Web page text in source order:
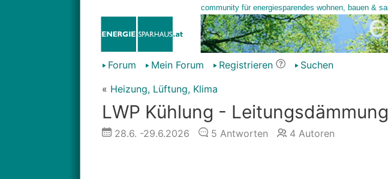
Forum Mein Forum Registrieren
Suchen
« Heizung, Lüftung, Klima
LWP Kühlung - Leitungsdämmung
28.6. -29.6.2026 5 Antworten 4Autoren